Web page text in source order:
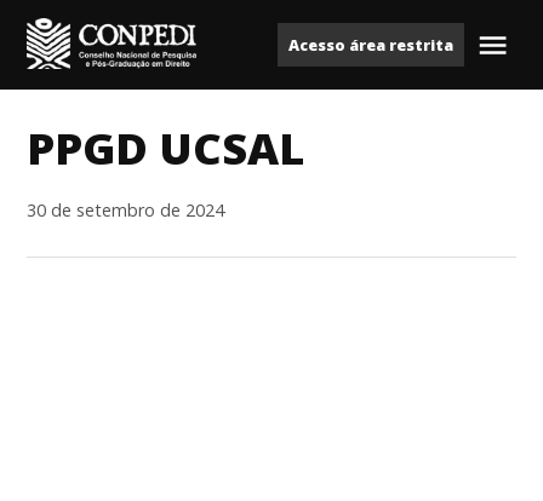
para
o
ConpediAcesso área restrita
PPGD UCSAL
30 de setembro de 2024